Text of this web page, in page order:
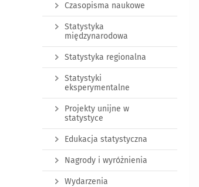
Czasopisma naukowe
Statystyka
międzynarodowa
Statystyka regionalna
Statystyki
eksperymentalne
Projekty unijne w
statystyce
Edukacja statystyczna
Nagrody i wyróżnienia
Wydarzenia